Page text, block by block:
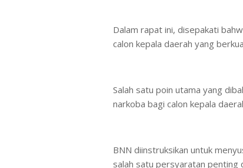
Dalam rapat ini, disepakati
calon kepala daerah yang
Salah satu poin utama yang
narkoba bagi calon kepala
BNN diinstruksikan untuk
salah satu persyaratan penting